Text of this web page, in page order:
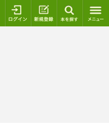
ログイン 新規登録